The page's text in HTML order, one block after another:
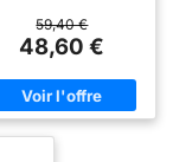
59,40 €
48,60 €